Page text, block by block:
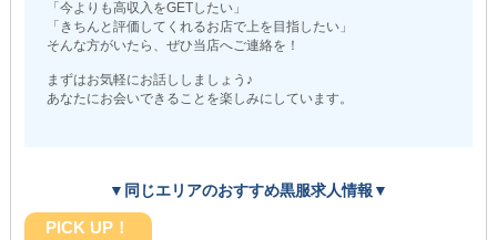
「今よりも高収入をGETしたい」
「きちんと評価してくれるお店で上を目指したい」
そんな方がいたら、ぜひ当店へご連絡を！
まずはお気軽にお話ししましょう♪
あなたにお会いできることを楽しみにしています。
▼同じエリアのおすすめ黒服求人情報▼
PICK UP！